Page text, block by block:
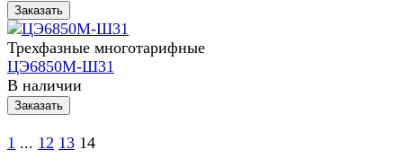
Заказать
Трехфазные многотарифные
ЦЭ6850М-Ш31
В наличии
Заказать
1 ... 12 13 14